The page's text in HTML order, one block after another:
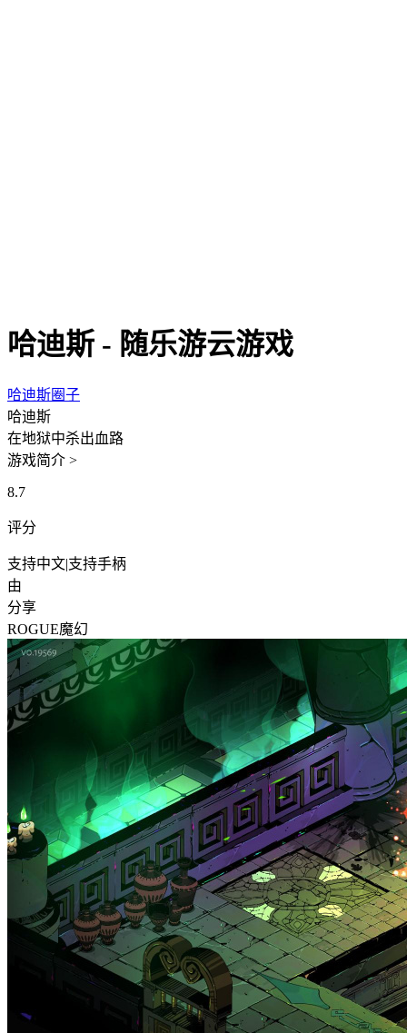
哈迪斯 - 随乐游云游戏
哈迪斯圈子
哈迪斯
在地狱中杀出血路
游戏简介 >
8.7
评分
支持中文|支持手柄
由
分享
ROGUE魔幻